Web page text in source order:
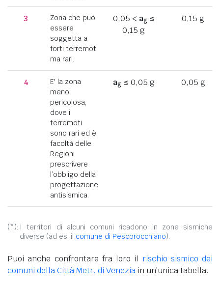
3
Zona che può
essere
soggetta a
forti terremoti
ma rari.
0,05 < ag≤
0,15 g
0,15 g
4
E' la zona
meno
pericolosa,
dove i
terremoti
sono rari ed è
facoltà delle
Regioni
prescrivere
l’obbligo della
progettazione
antisismica.
ag≤ 0,05 g 0,05 g
(*): I territori di alcuni comuni ricadono in zone sismiche
diverse (ad es. il comune di Pescorocchiano).
Puoi anche confrontare fra loro il rischio sismico dei
comuni della Città Metr. di Venezia in un'unica tabella.